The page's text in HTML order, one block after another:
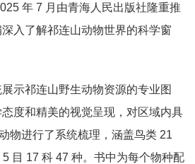
年 7 月由青海人民出版社隆重推
入了解祁连山动物世界的科学窗
示祁连山野生动物资源的专业图
度和精美的视觉呈现，对区域内具
物进行了系统梳理，涵盖鸟类 21
目 17 科 47 种。书中为每个物种配